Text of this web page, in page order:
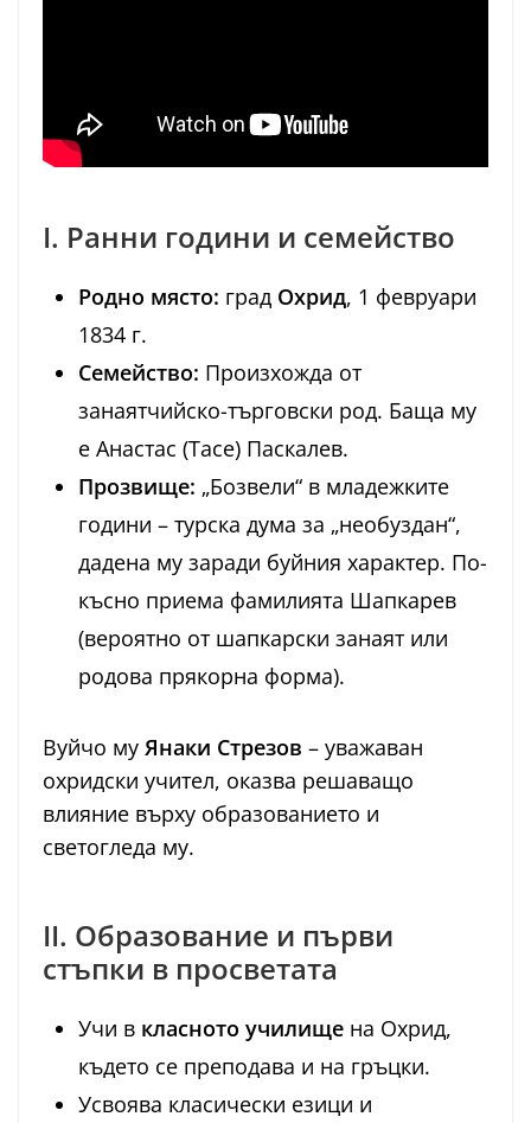
I. Ранни години и семейство
Родно място: град Охрид, 1 февруари
1834 г.
Семейство: Произхожда от
занаятчийско-търговски род. Баща му
е Анастас (Тасе) Паскалев.
Прозвище: „Бозвели“ в младежките
години – турска дума за „необуздан“,
дадена му заради буйния характер. По-
късно приема фамилията Шапкарев
(вероятно от шапкарски занаят или
родова прякорна форма).
Вуйчо му Янаки Стрезов – уважаван
охридски учител, оказва решаващо
влияние върху образованието и
светогледа му.
II. Образование и първи
стъпки в просветата
Учи в класното училище на Охрид,
където се преподава и на гръцки.
Усвоява класически езици и